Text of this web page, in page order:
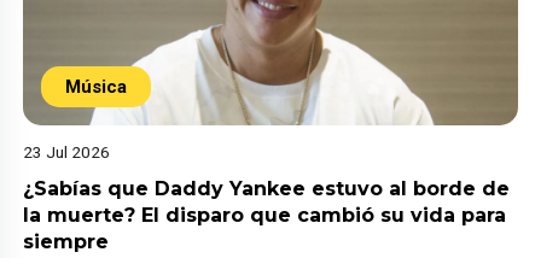
Música
23 Jul 2026
¿Sabías que Daddy Yankee estuvo al borde de
la muerte? El disparo que cambió su vida para
siempre